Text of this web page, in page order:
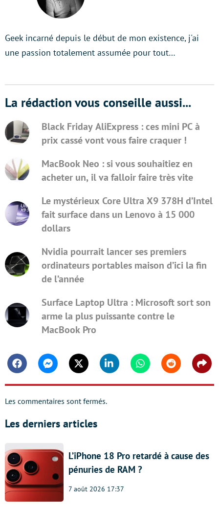
Geek incarné depuis le début de mon existence, j'ai
une passion totalement assumée pour tout…
La rédaction vous conseille aussi...
Black Friday AliExpress : ces mini PC à
prix cassé vont vous faire craquer !
MacBook Neo : si vous souhaitiez en
acheter un, il va falloir faire très vite
Le mystérieux Core Ultra X9 378H d’Intel
fait surface dans un Lenovo à 15 000
dollars
Nvidia pourrait lancer ses premiers
ordinateurs portables maison d’ici la fin
de l’année
Surface Laptop Ultra : Microsoft sort son
arme la plus puissante contre le
MacBook Pro
FacebookMessengerTwitter Linkedin WhatsappReddit
Les commentaires sont fermés.
Les derniers articles
L’iPhone 18 Pro retardé à cause des
pénuries de RAM ?
7 août 2026 17:37